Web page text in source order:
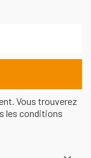
Vous trouverez
les conditions